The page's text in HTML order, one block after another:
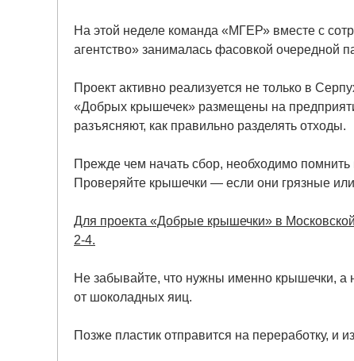
На этой неделе команда «МГЕР» вместе с
агентство» занималась фасовкой очередной
Проект активно реализуется не только в
«Добрых крышечек» размещены на
разъясняют, как правильно разделять отходы.
Прежде чем начать сбор, необходимо помнить
Проверяйте крышечки — если они грязные
Для проекта «Добрые крышечки» в
2-4.
Не забывайте, что нужны именно крышечки, а
от шоколадных яиц.
Позже пластик отправится на переработку, и